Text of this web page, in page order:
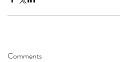
Comments